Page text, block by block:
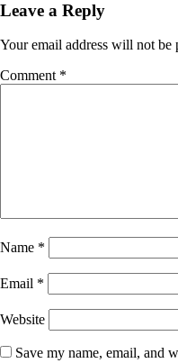
Leave a Reply
Your email address will not be
Comment *
Name *
Email *
Website
Save my name, email, and